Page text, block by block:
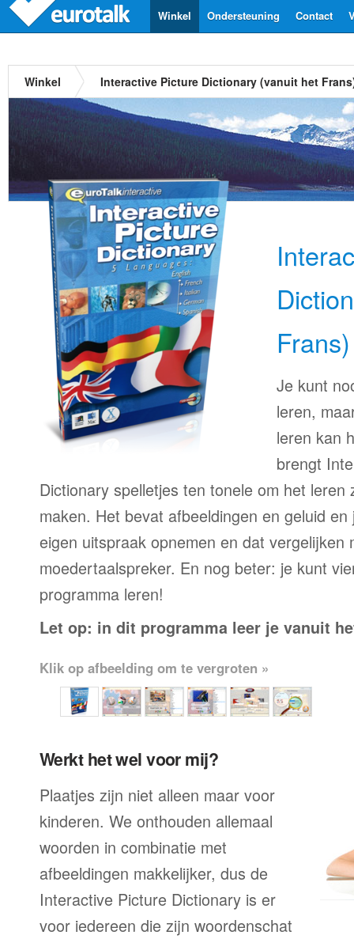
Contact
Ondersteuning
Winkel
Winkel Interactive Picture Dictionary (vanuit het
Frans)
Je kunt
leren,
leren kan
brengt
Dictionary spelletjes ten tonele om het leren
maken. Het bevat afbeeldingen en geluid
eigen uitspraak opnemen en dat vergelijken
moedertaalspreker. En nog beter: je kunt
programma leren!
Let op: in dit programma leer je vanuit
Klik op afbeelding om te vergroten »
Werkt het wel voor mij?
Plaatjes zijn niet alleen maar voor
kinderen. We onthouden allemaal
woorden in combinatie met
afbeeldingen makkelijker, dus de
Interactive Picture Dictionary is er
voor iedereen die zijn woordenschat